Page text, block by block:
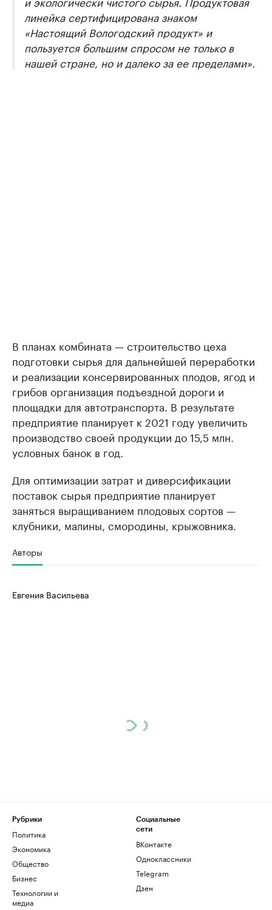
линейка сертифицирована знаком
«Настоящий Вологодский продукт» и
пользуется большим спросом не только в
нашей стране, но и далеко за ее пределами».
В планах комбината — строительство цеха
подготовки сырья для дальнейшей переработки
и реализации консервированных плодов, ягод и
грибов организация подъездной дороги и
площадки для автотранспорта. В результате
предприятие планирует к 2021 году увеличить
производство своей продукции до 15,5 млн.
условных банок в год.
Для оптимизации затрат и диверсификации
поставок сырья предприятие планирует
заняться выращиванием плодовых сортов —
клубники, малины, смородины, крыжовника.
Авторы
Евгения Васильева
Рубрики
Политика
Экономика
Общество
Бизнес
Технологии и
медиа
Социальные
сети
ВКонтакте
Одноклассники
Telegram
Дзен